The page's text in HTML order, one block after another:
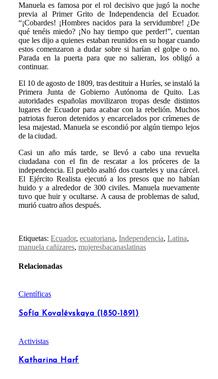
Manuela es famosa por el rol decisivo que jugó la noche
previa al Primer Grito de Independencia del Ecuador.
“¡Cobardes! ¡Hombres nacidos para la servidumbre! ¿De
qué tenéis miedo? ¡No hay tiempo que perder!”, cuentan
que les dijo a quienes estaban reunidos en su hogar cuando
estos comenzaron a dudar sobre si harían el golpe o no.
Parada en la puerta para que no salieran, los obligó a
continuar.
El 10 de agosto de 1809, tras destituir a Huríes, se instaló la
Primera Junta de Gobierno Autónoma de Quito. Las
autoridades españolas movilizaron tropas desde distintos
lugares de Ecuador para acabar con la rebelión. Muchos
patriotas fueron detenidos y encarcelados por crímenes de
lesa majestad. Manuela se escondió por algún tiempo lejos
de la ciudad.
Casi un año más tarde, se llevó a cabo una revuelta
ciudadana con el fin de rescatar a los próceres de la
independencia. El pueblo asaltó dos cuarteles y una cárcel.
El Ejército Realista ejecutó a los presos que no habían
huido y a alrededor de 300 civiles. Manuela nuevamente
tuvo que huir y ocultarse. A causa de problemas de salud,
murió cuatro años después.
Etiquetas: Ecuador, ecuatoriana, Independencia, Latina,
manuela cañizares, mujeresbacanaslatinas
Relacionadas
Científicas
Sofía Kovalévskaya (1850-1891)
Activistas
Katharina Harf